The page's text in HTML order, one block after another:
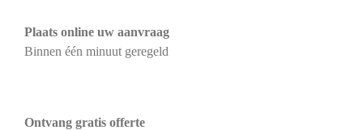
Plaats online uw aanvraag
Binnen één minuut geregeld
Ontvang gratis offerte